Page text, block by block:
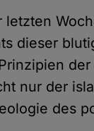
dieser
nur der
des